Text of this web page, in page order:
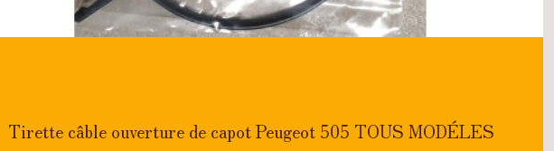
Tirette câble ouverture de capot Peugeot 505 TOUS MODÉLES